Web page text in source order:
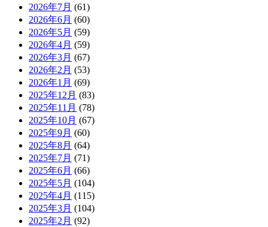
2026年7月 (61)
2026年6月 (60)
2026年5月 (59)
2026年4月 (59)
2026年3月 (67)
2026年2月 (53)
2026年1月 (69)
2025年12月 (83)
2025年11月 (78)
2025年10月 (67)
2025年9月 (60)
2025年8月 (64)
2025年7月 (71)
2025年6月 (66)
2025年5月 (104)
2025年4月 (115)
2025年3月 (104)
2025年2月 (92)